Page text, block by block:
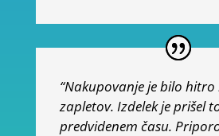
“Nakupovanje je bilo hitro
zapletov. Izdelek je prišel
predvidenem času.